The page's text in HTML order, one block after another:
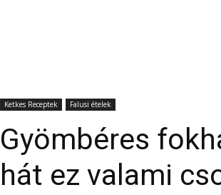
Ketkes Receptek Falusi ételek
Gyömbéres
hát ez valami